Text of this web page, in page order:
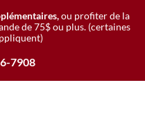
ou profiter de la
de 75$ ou plus. (certaines
7908